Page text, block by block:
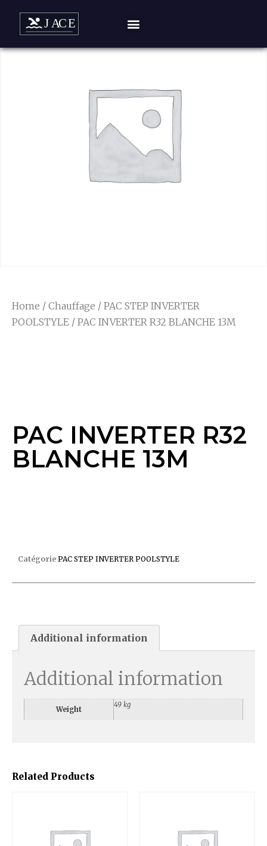
Home / Chauffage / PAC STEP INVERTER
POOLSTYLE / PAC INVERTER R32 BLANCHE 13M
PAC INVERTER R32
BLANCHE 13M
Related Products
Catégorie PAC STEP INVERTER POOLSTYLE
Additional information
Additional information
Weight
49 kg